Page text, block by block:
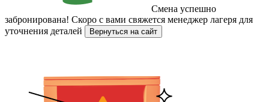
Смена успешно
забронирована! Скоро с вами свяжется менеджер лагеря для
уточнения деталей
Вернуться на сайт